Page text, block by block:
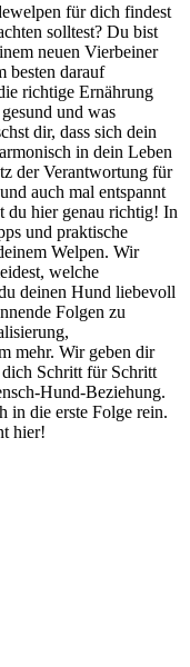
für dich findest
solltest? Du bist
neuen Vierbeiner
besten darauf
richtige Ernährung
und was
dir, dass sich dein
in dein Leben
der Verantwortung für
auch mal entspannt
du hier genau richtig! In
und praktische
Welpen. Wir
welche
deinen Hund liebevoll
Folgen zu
mehr. Wir geben dir
Schritt für Schritt
Hund-Beziehung.
in die erste Folge rein.
hier!